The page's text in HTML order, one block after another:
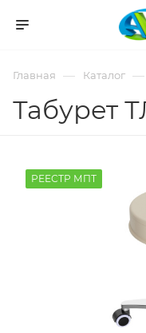
Главная — Каталог —
Табурет
РЕЕСТР МПТ
pornspider.info
xnxx